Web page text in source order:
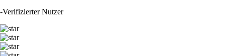
-Verifizierter Nutzer